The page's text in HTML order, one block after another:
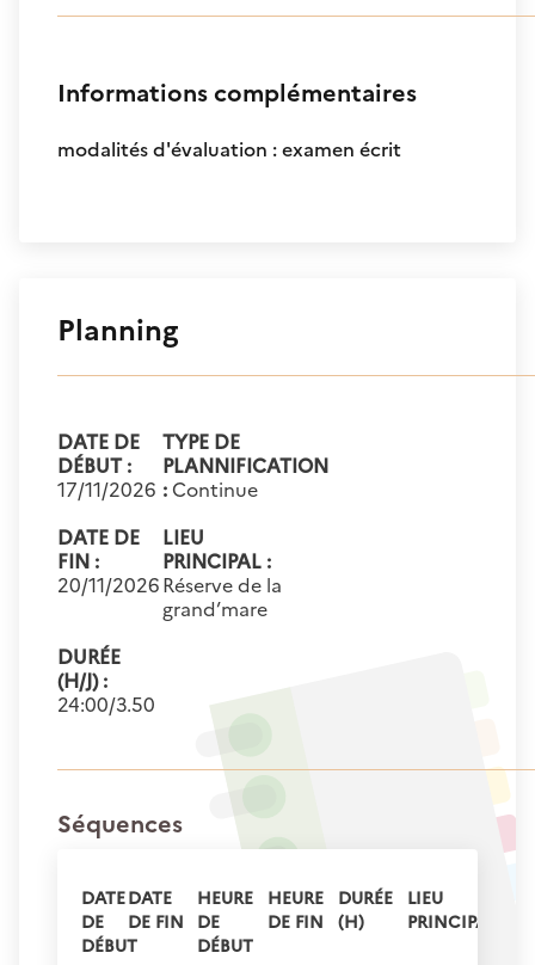
Informations complémentaires
modalités d'évaluation : examen écrit
Planning
DATE DE
DÉBUT :
17/11/2026
TYPE DE
PLANNIFICATION
: Continue
DATE DE
FIN :
20/11/2026
LIEU
PRINCIPAL :
Réserve de la
grand’mare
DURÉE
(H/J) :
24:00/3.50
Séquences
DATE
DE
DÉBUT
DATE
DE FIN
HEURE
DE
DÉBUT
HEURE
DE FIN
DURÉE
(H)
LIEU
PRINCIPAL